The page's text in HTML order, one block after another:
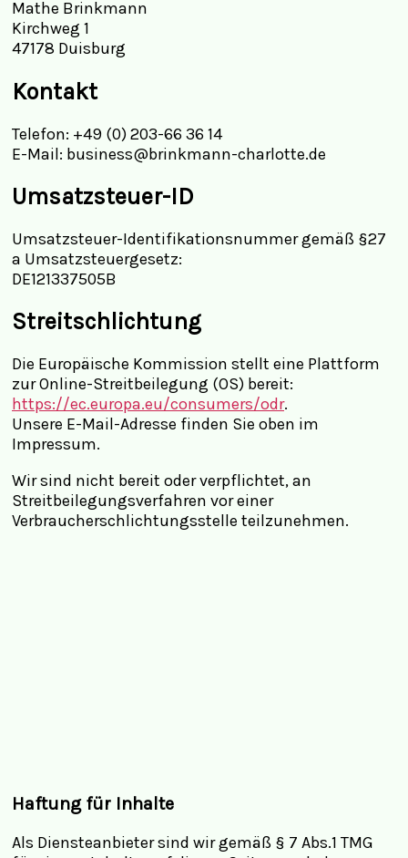
Mathe Brinkmann
Kirchweg 1
47178 Duisburg
Kontakt
Telefon: +49 (0) 203-66 36 14
E-Mail: business@brinkmann-charlotte.de
Umsatzsteuer-ID
Umsatzsteuer-Identifikationsnummer gemäß §27
a Umsatzsteuergesetz:
DE121337505B
Streitschlichtung
Die Europäische Kommission stellt eine Plattform
zur Online-Streitbeilegung (OS) bereit:
https://ec.europa.eu/consumers/odr.
Unsere E-Mail-Adresse finden Sie oben im
Impressum.
Wir sind nicht bereit oder verpflichtet, an
Streitbeilegungsverfahren vor einer
Verbraucherschlichtungsstelle teilzunehmen.
Haftung für Inhalte
Als Diensteanbieter sind wir gemäß § 7 Abs.1 TMG